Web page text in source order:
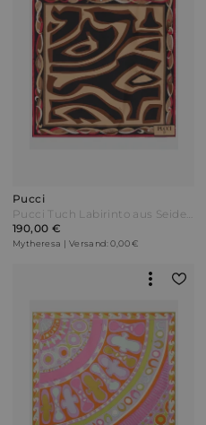
Pucci
Pucci Tuch Labirinto aus Seiden-Twill Braun
190,00 €
Mytheresa | Versand: 0,00 €